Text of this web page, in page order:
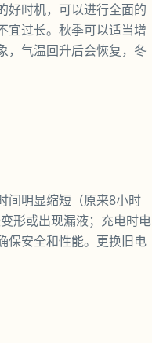
好时机，可以进行全面的
宜过长。秋季可以适当增
，气温回升后会恢复，冬
间明显缩短（原来8小时
形或出现漏液；充电时电
保安全和性能。更换旧电